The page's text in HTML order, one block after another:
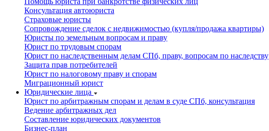
Консультация автоюриста
Страховые юристы
Сопровождение сделок с недвижимостью (купля/продажа квартиры)
Юристы по земельным вопросам и праву
Юрист по трудовым спорам
Юрист по наследственным делам СПб, праву, вопросам по наследству
Защита прав потребителей
Юрист по налоговому праву и спорам
Миграционный юрист
Юридические лица
Юрист по арбитражным спорам и делам в суде СПб, консультация
Ведение арбитражных дел
Составление юридических документов
Бизнес-план